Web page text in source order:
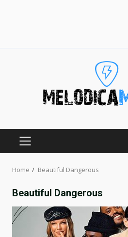
PRIMARY
Home Beautiful Dangerous
Beautiful Dangerous